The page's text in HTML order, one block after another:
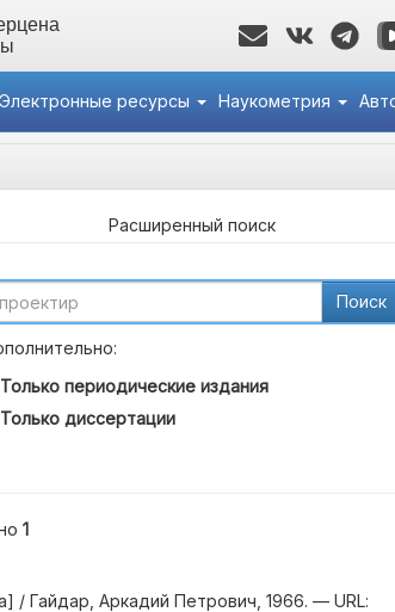
Электронные ресурсы Наукометрия
Расширенный поиск
Поиск
Только периодические издания
Только диссертации
1
/ Гайдар, Аркадий Петрович, 1966. — URL: